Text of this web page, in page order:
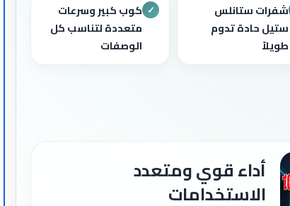
شفرات ستانلس
ستيل حادة تدوم
طويلاً
✓ كوب كبير وسرعات
متعددة لتناسب كل
الوصفات
أداء قوي ومتعدد
الاستخدامات